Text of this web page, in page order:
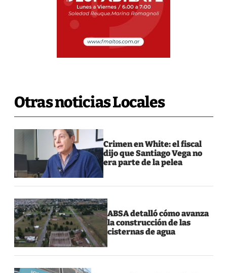
Otras noticias Locales
Crimen en White: el fiscal
dijo que Santiago Vega no
era parte de la pelea
ABSA detalló cómo avanza
la construcción de las
cisternas de agua